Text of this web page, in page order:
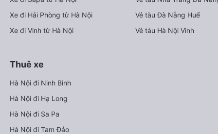
Xe đi Hải Phòng từ Hà Nội
Xe đi Vinh từ Hà Nội
Vé tàu Đà Nẵng Huế
Vé tàu Hà Nội Vinh
Thuê xe
Hà Nội đi Ninh Bình
Hà Nội đi Hạ Long
Hà Nội đi Sa Pa
Hà Nội đi Tam Đảo